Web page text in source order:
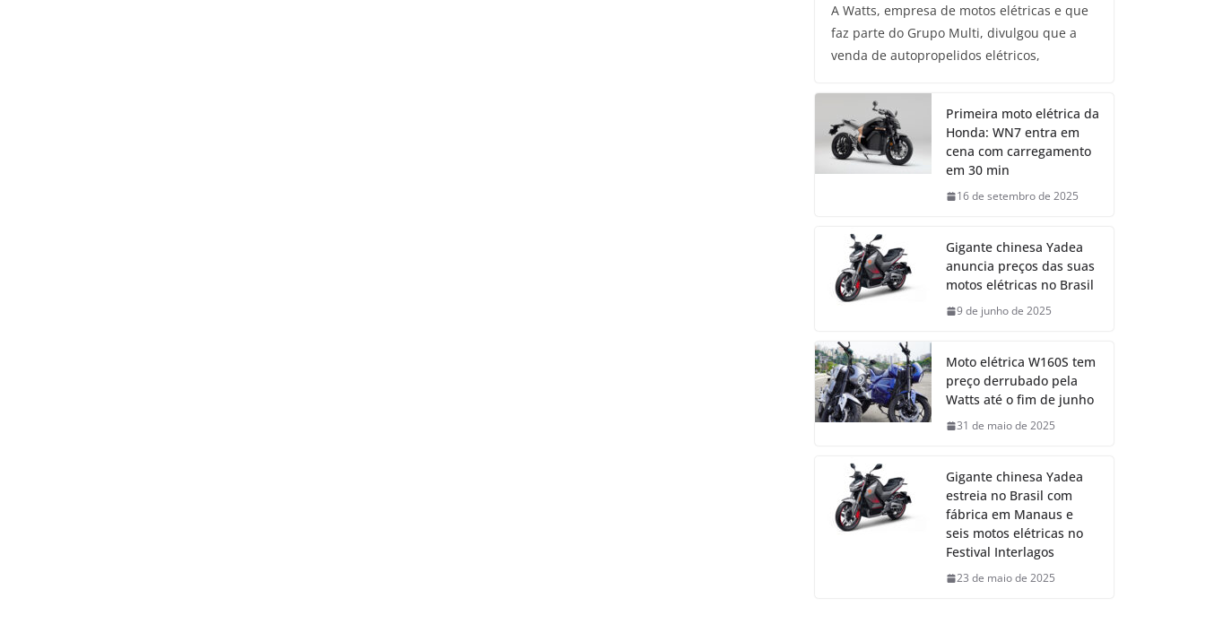
A Watts, empresa de motos elétricas e que
faz parte do Grupo Multi, divulgou que a
venda de autopropelidos elétricos,
Primeira moto elétrica da
Honda: WN7 entra em
cena com carregamento
em 30 min
16 de setembro de 2025
Gigante chinesa Yadea
anuncia preços das suas
motos elétricas no Brasil
9 de junho de 2025
Moto elétrica W160S tem
preço derrubado pela
Watts até o fim de junho
31 de maio de 2025
Gigante chinesa Yadea
estreia no Brasil com
fábrica em Manaus e
seis motos elétricas no
Festival Interlagos
23 de maio de 2025